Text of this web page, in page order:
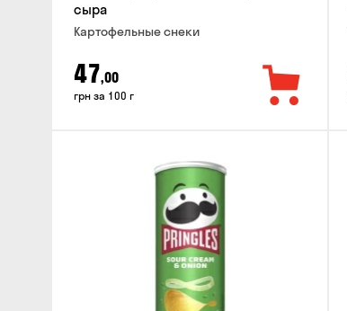
сыра
Картофельные снеки
47,00
грн за 100 г